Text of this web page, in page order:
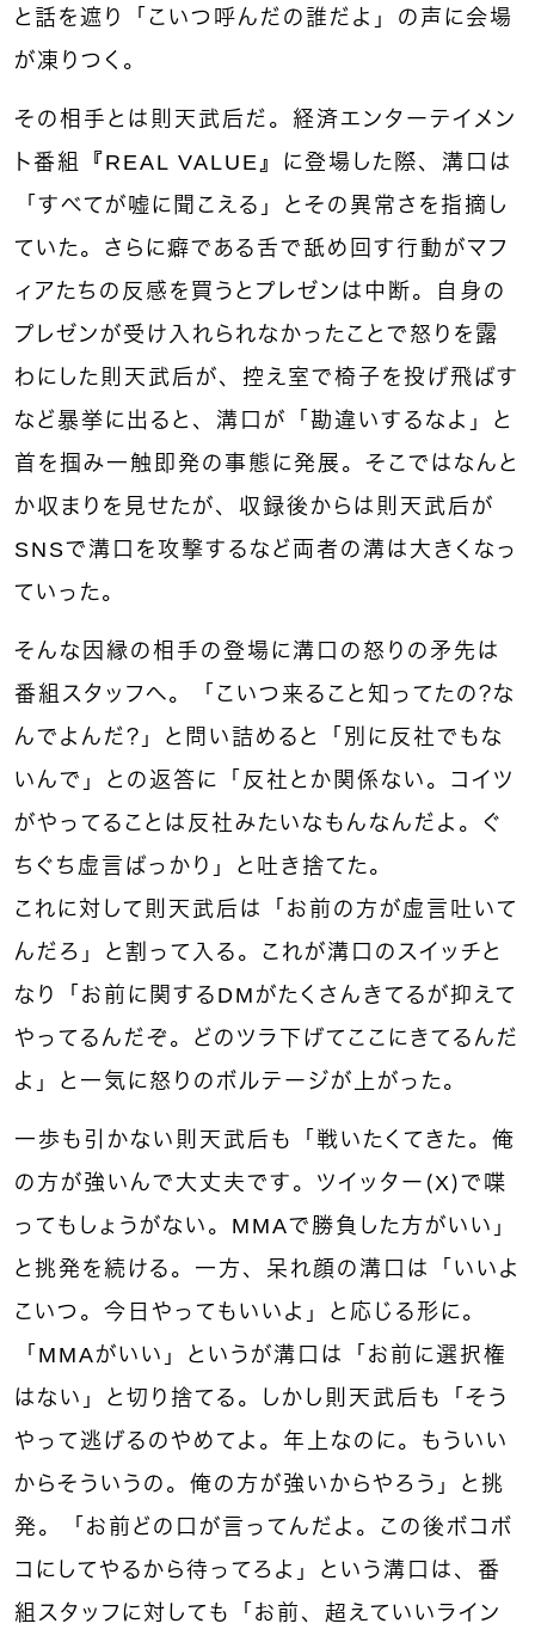
と話を遮り「こいつ呼んだの誰だよ」の声に会場
が凍りつく。
その相手とは則天武后だ。経済エンターテイメン
ト番組『REAL VALUE』に登場した際、溝口は
「すべてが嘘に聞こえる」とその異常さを指摘し
ていた。さらに癖である舌で舐め回す行動がマフ
ィアたちの反感を買うとプレゼンは中断。自身の
プレゼンが受け入れられなかったことで怒りを露
わにした則天武后が、控え室で椅子を投げ飛ばす
など暴挙に出ると、溝口が「勘違いするなよ」と
首を掴み一触即発の事態に発展。そこではなんと
か収まりを見せたが、収録後からは則天武后が
SNSで溝口を攻撃するなど両者の溝は大きくなっ
ていった。
そんな因縁の相手の登場に溝口の怒りの矛先は
番組スタッフへ。「こいつ来ること知ってたの？な
んでよんだ？」と問い詰めると「別に反社でもな
いんで」との返答に「反社とか関係ない。コイツ
がやってることは反社みたいなもんなんだよ。ぐ
ちぐち虚言ばっかり」と吐き捨てた。
これに対して則天武后は「お前の方が虚言吐いて
んだろ」と割って入る。これが溝口のスイッチと
なり「お前に関するDMがたくさんきてるが抑えて
やってるんだぞ。どのツラ下げてここにきてるんだ
よ」と一気に怒りのボルテージが上がった。
一歩も引かない則天武后も「戦いたくてきた。俺
の方が強いんで大丈夫です。ツイッター（X）で喋
ってもしょうがない。MMAで勝負した方がいい」
と挑発を続ける。一方、呆れ顔の溝口は「いいよ
こいつ。今日やってもいいよ」と応じる形に。
「MMAがいい」というが溝口は「お前に選択権
はない」と切り捨てる。しかし則天武后も「そう
やって逃げるのやめてよ。年上なのに。もういい
からそういうの。俺の方が強いからやろう」と挑
発。「お前どの口が言ってんだよ。この後ボコボ
コにしてやるから待ってろよ 」という溝口は、番
組スタッフに対しても「お前、超えていいライン